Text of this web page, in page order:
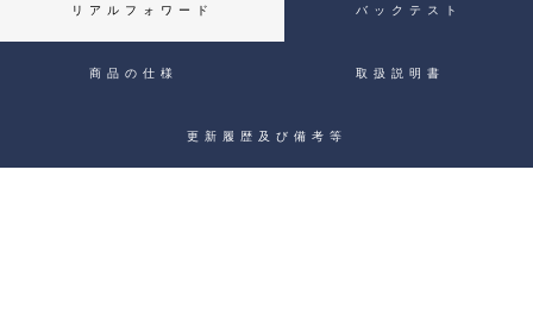
リアルフォワード バックテスト
商品の仕様 取扱説明書
更新履歴及び備考等